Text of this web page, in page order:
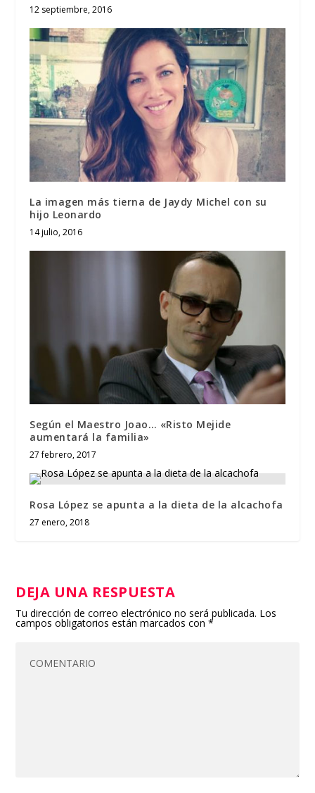
12 septiembre, 2016
La imagen más tierna de Jaydy Michel con su
hijo Leonardo
14 julio, 2016
Según el Maestro Joao… «Risto Mejide
aumentará la familia»
27 febrero, 2017
Rosa López se apunta a la dieta de la alcachofa
27 enero, 2018
DEJA UNA RESPUESTA
Tu dirección de correo electrónico no será publicada. Los
campos obligatorios están marcados con*